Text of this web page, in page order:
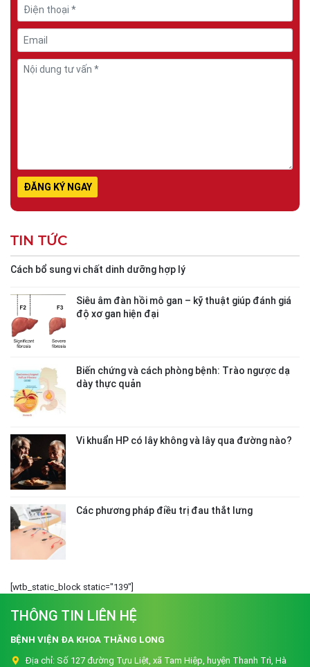
TIN TỨC
Cách bổ sung vi chất dinh dưỡng hợp lý
Siêu âm đàn hồi mô gan – kỹ thuật giúp đánh giá
độ xơ gan hiện đại
Biến chứng và cách phòng bệnh: Trào ngược dạ
dày thực quản
Vi khuẩn HP có lây không và lây qua đường nào?
Các phương pháp điều trị đau thắt lưng
[wtb_static_block static="139"]
THÔNG TIN LIÊN HỆ
BỆNH VIỆN ĐA KHOA THĂNG LONG
Địa chỉ: Số 127 đường Tựu Liệt, xã Tam Hiệp, huyện Thanh Trì, Hà